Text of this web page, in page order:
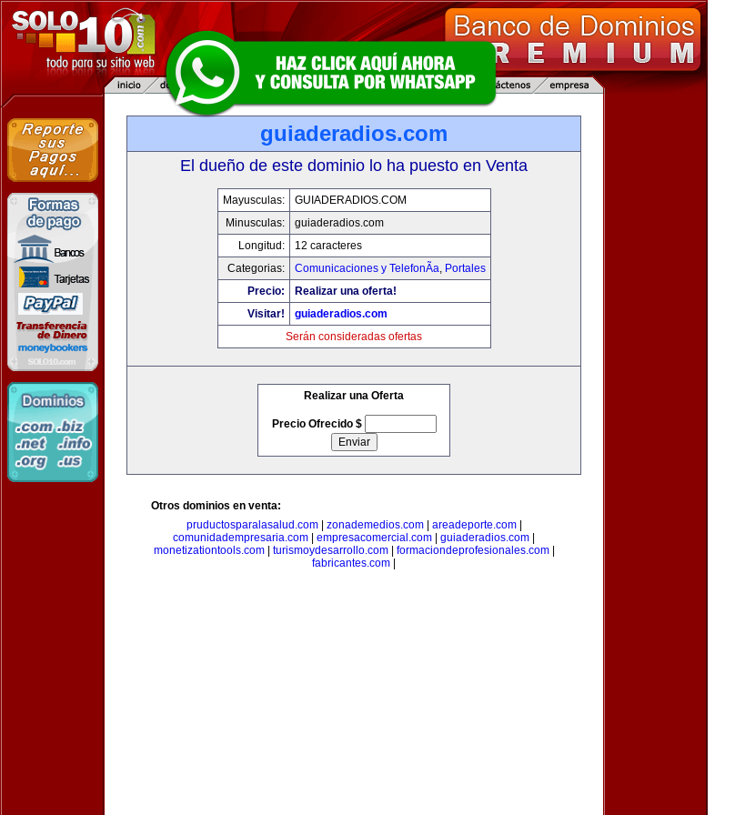
guiaderadios.com
El dueño de este dominio lo ha puesto en Venta
Mayusculas:
GUIADERADIOS.COM
Minusculas:
guiaderadios.com
Longitud:
12 caracteres
Categorias:
Comunicaciones y TelefonÃ­a, Portales
Precio:
Realizar una oferta!
Visitar!
guiaderadios.com
Serán consideradas ofertas
Realizar una Oferta
Precio Ofrecido $
Otros dominios en venta:
pruductosparalasalud.com| zonademedios.com| areadeporte.com|
comunidadempresaria.com
empresacomercial.com guiaderadios.com
monetizationtools.com| turismoydesarrollo.com| formaciondeprofesionales.com|
fabricantes.com